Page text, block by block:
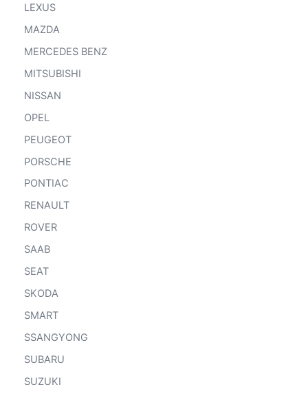
LEXUS
MAZDA
MERCEDES BENZ
MITSUBISHI
NISSAN
OPEL
PEUGEOT
PORSCHE
PONTIAC
RENAULT
ROVER
SAAB
SEAT
SKODA
SMART
SSANGYONG
SUBARU
SUZUKI